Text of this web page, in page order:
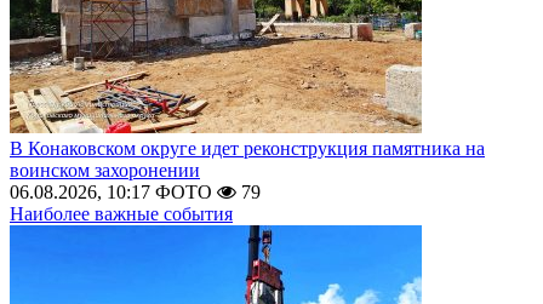
В Конаковском округе идет реконструкция памятника на
воинском захоронении
06.08.2026, 10:17 ФОТО
79
Наиболее важные события